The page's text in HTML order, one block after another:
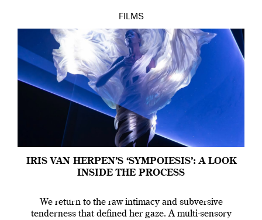
FILMS
IRIS VAN HERPEN’S ‘SYMPOIESIS’: A LOOK
INSIDE THE PROCESS
We return to the raw intimacy and subversive
tenderness that defined her gaze. A multi-sensory